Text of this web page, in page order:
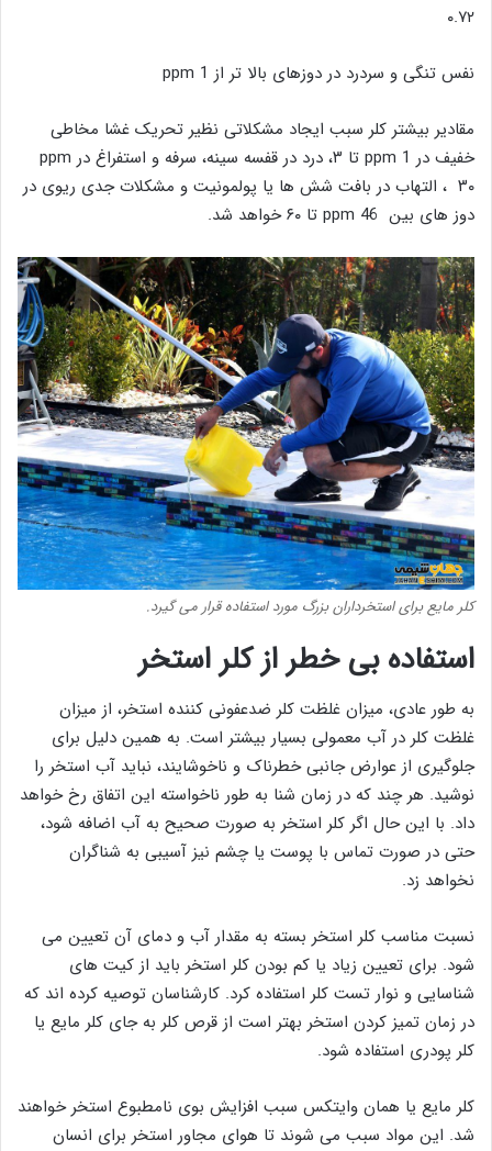
۰.۷۲
نفس تنگی و سردرد در دوزهای بالا تر از ppm 1
مقادیر بیشتر کلر سبب ایجاد مشکلاتی نظیر تحریک غشا مخاطی
خفیف در ppm 1 تا ۳، درد در قفسه سینه، سرفه و استفراغ در ppm
۳۰ ، التهاب در بافت شش ها یا پولمونیت و مشکلات جدی ریوی در
دوز های بین ppm 46 تا ۶۰ خواهد شد.
کلر مایع برای استخرداران بزرگ مورد استفاده قرار می گیرد.
استفاده بی خطر از کلر استخر
به طور عادی، میزان غلظت کلر ضدعفونی کننده استخر، از میزان
غلظت کلر در آب معمولی بسیار بیشتر است. به همین دلیل برای
جلوگیری از عوارض جانبی خطرناک و ناخوشایند، نباید آب استخر را
نوشید. هر چند که در زمان شنا به طور ناخواسته این اتفاق رخ خواهد
داد. با این حال اگر کلر استخر به صورت صحیح به آب اضافه شود،
حتی در صورت تماس با پوست یا چشم نیز آسیبی به شناگران
نخواهد زد.
نسبت مناسب کلر استخر بسته به مقدار آب و دمای آن تعیین می
شود. برای تعیین زیاد یا کم بودن کلر استخر باید از کیت های
شناسایی و نوار تست کلر استفاده کرد. کارشناسان توصیه کرده اند که
در زمان تمیز کردن استخر بهتر است از قرص کلر به جای کلر مایع یا
کلر پودری استفاده شود.
کلر مایع یا همان وایتکس سبب افزایش بوی نامطبوع استخر خواهند
شد. این مواد سبب می شوند تا هوای مجاور استخر برای انسان